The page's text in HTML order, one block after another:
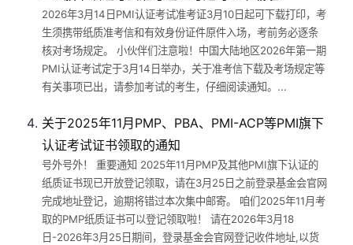
2026年3月14日PMI认证考试准考证3月10日起可下载打印，考
生须携带纸质准考信和有效身份证件原件入场，考前务必逐条
核对考场规定。 小伙伴们注意啦！中国大陆地区2026年第一期
PMI认证考试定于3月14日举办，关于准考信下载及考场规定等
有关事项已出，请参加考试的考生，仔细阅读通知。...
关于2025年11月PMP、PBA、PMI-ACP等PMI旗下
认证考试证书领取的通知
号外号外！ 重要通知 2025年11月PMP及其他PMI旗下认证的
纸质证书现已开放登记领取，请在3月25日之前登录基金会官网
完成地址登记，逾期将错过本次集中邮寄。 咱们2025年11月考
取的PMP纸质证书可以登记领取啦！ 请在2026年3月18
日-2026年3月25日期间，登录基金会官网登记收件地址,以货